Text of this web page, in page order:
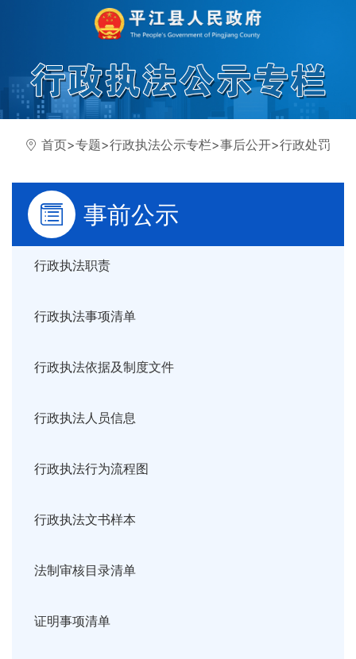
首页>专题>行政执法公示专栏>事后公开>行政处罚
事前公示
行政执法职责
行政执法事项清单
行政执法依据及制度文件
行政执法人员信息
行政执法行为流程图
行政执法文书样本
法制审核目录清单
证明事项清单